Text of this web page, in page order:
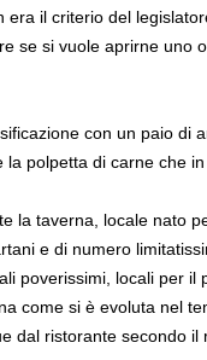
il criterio del
se si vuole aprirne uno
con un paio di
polpetta di carne che
la taverna, locale nato
e di numero
poverissimi, locali per
come si è evoluta nel
dal ristorante secondo il